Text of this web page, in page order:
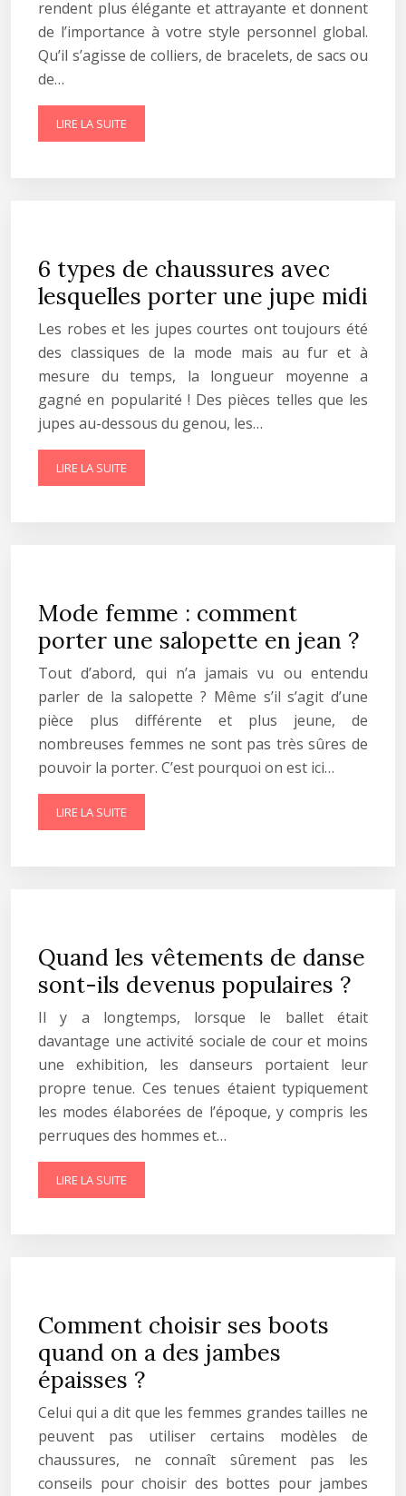
rendent plus élégante et attrayante et donnent
de l’importance à votre style personnel global.
Qu’il s’agisse de colliers, de bracelets, de sacs ou
de…
LIRE LA SUITE
6 types de chaussures avec
lesquelles porter une jupe midi
Les robes et les jupes courtes ont toujours été
des classiques de la mode mais au fur et à
mesure du temps, la longueur moyenne a
gagné en popularité ! Des pièces telles que les
jupes au-dessous du genou, les…
LIRE LA SUITE
Mode femme : comment
porter une salopette en jean ?
Tout d’abord, qui n’a jamais vu ou entendu
parler de la salopette ? Même s’il s’agit d’une
pièce plus différente et plus jeune, de
nombreuses femmes ne sont pas très sûres de
pouvoir la porter. C’est pourquoi on est ici…
LIRE LA SUITE
Quand les vêtements de danse
sont-ils devenus populaires ?
Il y a longtemps, lorsque le ballet était
davantage une activité sociale de cour et moins
une exhibition, les danseurs portaient leur
propre tenue. Ces tenues étaient typiquement
les modes élaborées de l’époque, y compris les
perruques des hommes et…
LIRE LA SUITE
Comment choisir ses boots
quand on a des jambes
épaisses ?
Celui qui a dit que les femmes grandes tailles ne
peuvent pas utiliser certains modèles de
chaussures, ne connaît sûrement pas les
conseils pour choisir des bottes pour jambes